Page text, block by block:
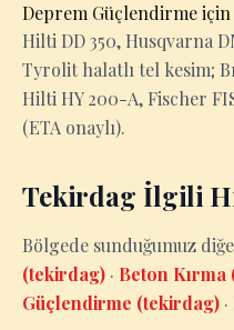
Deprem Güçlendirme
Hilti DD 350, Husqvarna
Tyrolit halatlı tel kesim;
Hilti HY 200-A, Fischer
(ETA onaylı).
Tekirdag İlgili
Bölgede sunduğumuz
(tekirdag) · Beton
Güçlendirme (tekirdag) ·